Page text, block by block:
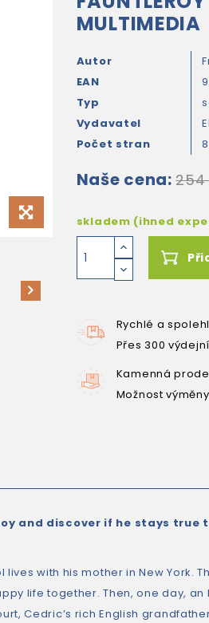
MULTIMEDIA
Autor
EAN
Typ
Vydavatel
Počet stran
Naše cena: 254
skladem (ihned
Rychlé a
Přes 300
Kamenná
Možnost
and discover if he stays true
lives with his mother in New York.
life together. Then, one day,
Cedric’s rich English